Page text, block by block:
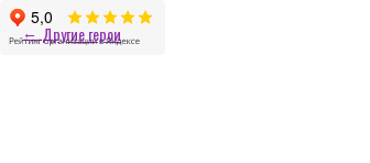
Другие герои